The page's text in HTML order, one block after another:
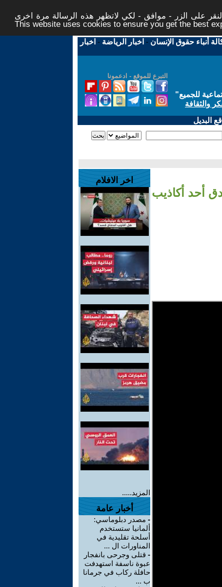
على الزر - موافق - لكي لاتظهر هذه الرسالة مرة اخرى -
This website uses cookies to ensure you get the best
أنباء حقوق الإنسان - اخبار الرياضة - اخبار
التبرع للموقع - ادعمونا
للجميع"
والثقافة
البديل
أحد أكاذيب
اخر الافلام
المزيد.....
أخبار عامة
- مصدر دبلوماسي:
ألمانيا ستستخدم
أسلحة تقليدية في
المناورات ال ...
- قتلى وجرحى بانفجار
عبوة ناسفة استهدفت
حافلة ركاب في جرمانا
ب ...